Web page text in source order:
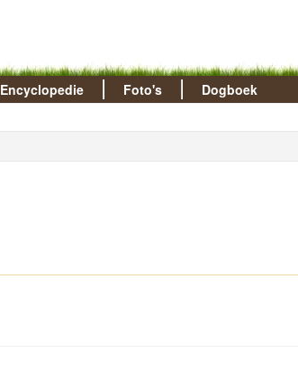
Encyclopedie Foto's Dogboek